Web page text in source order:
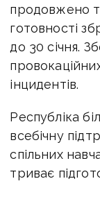
продовжено
готовності
до 30 січня.
інцидентів.
Республіка
всебічну
спільних
триває